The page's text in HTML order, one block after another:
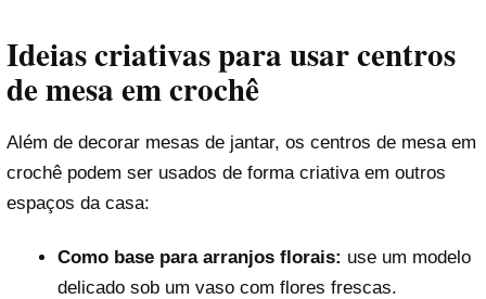
Ideias criativas para usar centros
de mesa em crochê
Além de decorar mesas de jantar, os centros de mesa em
crochê podem ser usados de forma criativa em outros
espaços da casa:
Como base para arranjos florais: use um modelo
delicado sob um vaso com flores frescas.